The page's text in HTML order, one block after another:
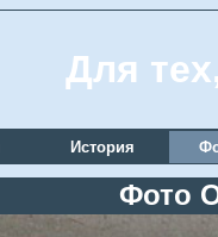
Для
История
Фото